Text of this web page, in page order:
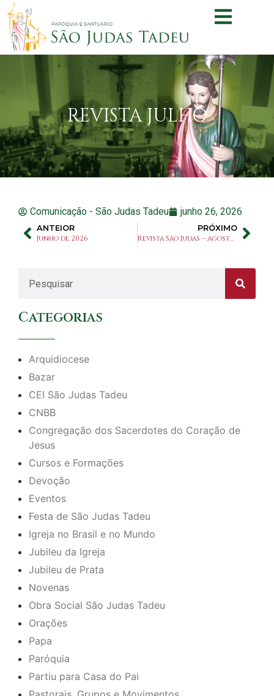
REVISTA JULHO
Comunicação - São Judas Tadeu junho 26, 2026
ANTEIOR
Junho de 2026
PRÓXIMO
Revista São Judas – Agosto de 2026
Categorias
Arquidiocese
Bazar
CEI São Judas Tadeu
CNBB
Congregação dos Sacerdotes do Coração de
Jesus
Cursos e Formações
Devoção
Eventos
Festa de São Judas Tadeu
Igreja no Brasil e no Mundo
Jubileu da Igreja
Jubileu de Prata
Novenas
Obra Social São Judas Tadeu
Orações
Papa
Paróquia
Partiu para Casa do Pai